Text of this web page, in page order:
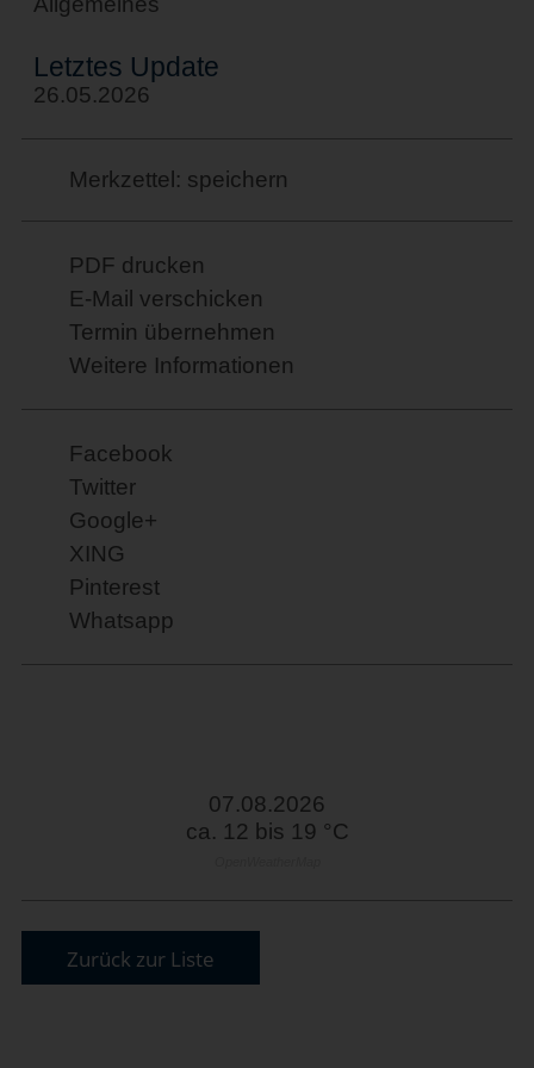
Letztes Update
26.05.2026
Merkzettel: speichern
PDF drucken
E-Mail verschicken
Termin übernehmen
Weitere Informationen
Facebook
Twitter
Google+
XING
Pinterest
Whatsapp
07.08.2026
ca. 12 bis 19 °C
Zurück zur Liste